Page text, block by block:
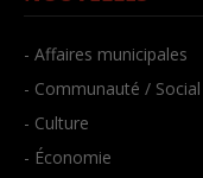
- Affaires municipales
- Communauté / Social
- Culture
- Économie